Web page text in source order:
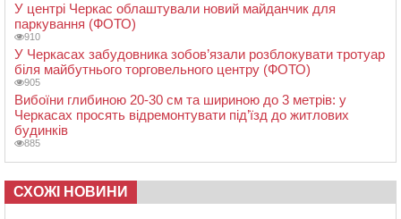
У центрі Черкас облаштували новий майданчик для
паркування (ФОТО)
910
У Черкасах забудовника зобов’язали розблокувати тротуар
біля майбутнього торговельного центру (ФОТО)
905
Вибоїни глибиною 20-30 см та шириною до 3 метрів: у
Черкасах просять відремонтувати під’їзд до житлових
будинків
885
СХОЖІ НОВИНИ